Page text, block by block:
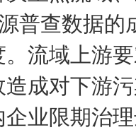
普查数据的
。流域上游
造成对下游
业限期治